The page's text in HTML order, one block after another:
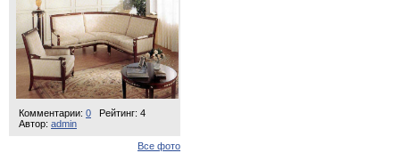
Комментарии: 0
Рейтинг: 4
Автор: admin
Все фото